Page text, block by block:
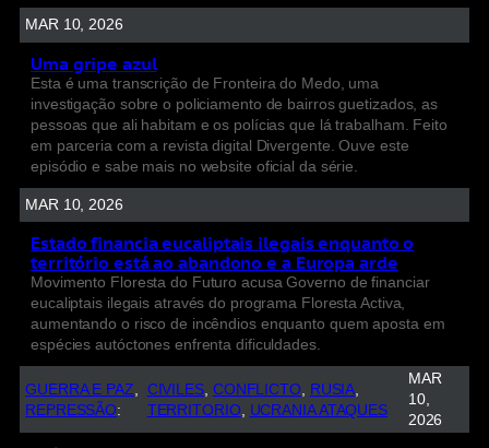
MAR 10, 2026
Uma gripe azul
Esta é uma transcrição de Fronteira do Medo, uma
investigação sobre o policiamento de bairros guetizados, as
pessoas que ali habitam e os polícias que lá trabalham. Feito
em parceria com a revista digital Divergente. Ouve este
episódio e sabe mais no website oficial da série.
MAR 10, 2026
Estado financia eucaliptais ilegais enquanto o
território está ao abandono e a Europa arde
Movimento Floresta do Futuro acusa Governo de financiar
eucaliptais ilegais através do programa Floresta Activa,
aumentando o risco de incêndios enquanto quem aposta em
espécies autóctones enfrenta dificuldades.
GUERRA E PAZ
REPRESSÃO:
CIVILES CONFLICTO, RUSIA
TERRITORIO, UCRANIA ATAQUES
MAR
10,
2026